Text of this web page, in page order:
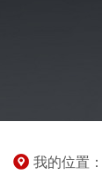
我的位置：